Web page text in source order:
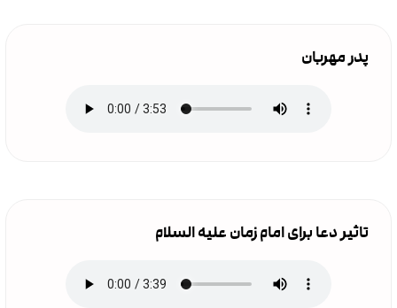
پدر مهربان
تاثیر دعا برای امام زمان علیه السلام